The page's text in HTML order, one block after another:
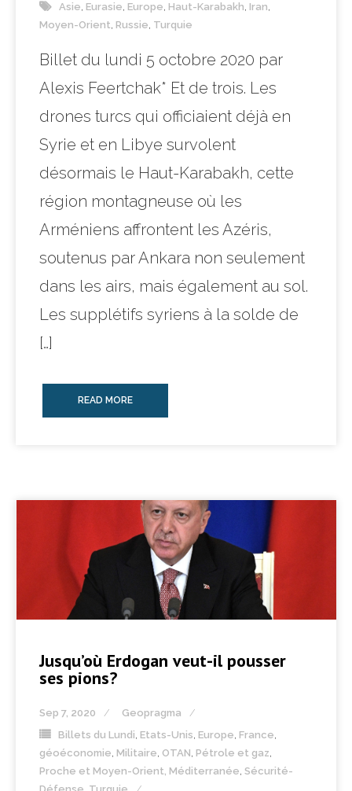
Asie Eurasie Europe Haut-Karabakh Iran
Moyen-Orient Russie Turquie
Billet du lundi 5 octobre 2020 par
Alexis Feertchak* Et de trois. Les
drones turcs qui officiaient déjà en
Syrie et en Libye survolent
désormais le Haut-Karabakh, cette
région montagneuse où les
Arméniens affrontent les Azéris,
soutenus par Ankara non seulement
dans les airs, mais également au sol.
Les supplétifs syriens à la solde de
[…]
READ MORE
Jusqu’où Erdogan veut-il pousser
ses pions?
Sep 7, 2020
Geopragma
Billets du Lundi, Etats-Unis, Europe, France,
géoéconomie, Militaire, OTAN, Pétrole et gaz,
Proche et Moyen-Orient, Méditerranée, Sécurité-